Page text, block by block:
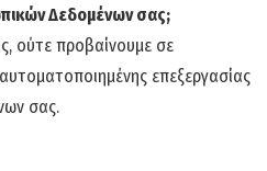
Δεδομένων σας;
ούτε προβαίνουμε σε
επεξεργασίας
σας.